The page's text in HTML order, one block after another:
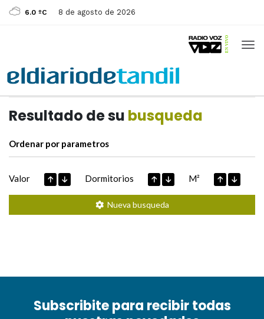
6.0 ºC 8 de agosto de 2026
Resultado de su busqueda
Ordenar por parametros
Valor Dormitorios M²
Nueva busqueda
Subscribite para recibir todas